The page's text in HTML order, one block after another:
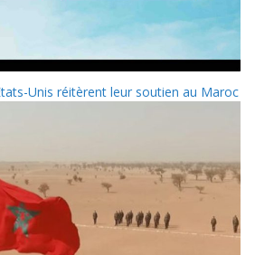
Unis réitèrent leur soutien au Maroc